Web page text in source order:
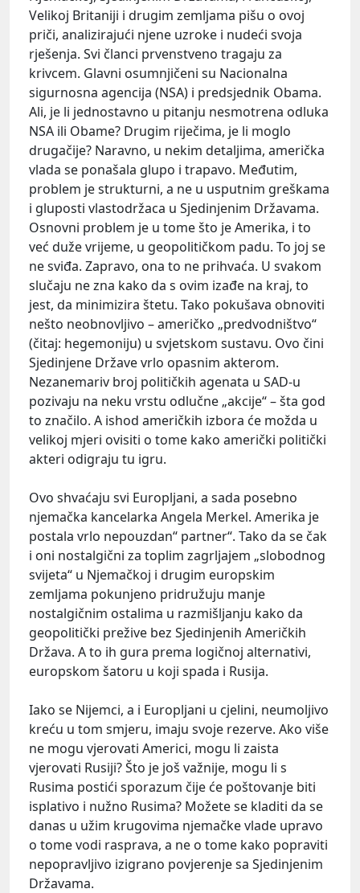
Velikoj Britaniji i drugim zemljama pišu o ovoj
priči, analizirajući njene uzroke i nudeći svoja
rješenja. Svi članci prvenstveno tragaju za
krivcem. Glavni osumnjičeni su Nacionalna
sigurnosna agencija (NSA) i predsjednik Obama.
Ali, je li jednostavno u pitanju nesmotrena odluka
NSA ili Obame? Drugim riječima, je li moglo
drugačije? Naravno, u nekim detaljima, američka
vlada se ponašala glupo i trapavo. Međutim,
problem je strukturni, a ne u usputnim greškama
i gluposti vlastodržaca u Sjedinjenim Državama.
Osnovni problem je u tome što je Amerika, i to
već duže vrijeme, u geopolitičkom padu. To joj se
ne sviđa. Zapravo, ona to ne prihvaća. U svakom
slučaju ne zna kako da s ovim izađe na kraj, to
jest, da minimizira štetu. Tako pokušava obnoviti
nešto neobnovljivo – američko „predvodništvo“
(čitaj: hegemoniju) u svjetskom sustavu. Ovo čini
Sjedinjene Države vrlo opasnim akterom.
Nezanemariv broj političkih agenata u SAD-u
pozivaju na neku vrstu odlučne „akcije“ – šta god
to značilo. A ishod američkih izbora će možda u
velikoj mjeri ovisiti o tome kako američki politički
akteri odigraju tu igru.
Ovo shvaćaju svi Europljani, a sada posebno
njemačka kancelarka Angela Merkel. Amerika je
postala vrlo nepouzdan“ partner“. Tako da se čak
i oni nostalgični za toplim zagrljajem „slobodnog
svijeta“ u Njemačkoj i drugim europskim
zemljama pokunjeno pridružuju manje
nostalgičnim ostalima u razmišljanju kako da
geopolitički prežive bez Sjedinjenih Američkih
Država. A to ih gura prema logičnoj alternativi,
europskom šatoru u koji spada i Rusija.
Iako se Nijemci, a i Europljani u cjelini, neumoljivo
kreću u tom smjeru, imaju svoje rezerve. Ako više
ne mogu vjerovati Americi, mogu li zaista
vjerovati Rusiji? Što je još važnije, mogu li s
Rusima postići sporazum čije će poštovanje biti
isplativo i nužno Rusima? Možete se kladiti da se
danas u užim krugovima njemačke vlade upravo
o tome vodi rasprava, a ne o tome kako popraviti
nepopravljivo izigrano povjerenje sa Sjedinjenim
Državama.